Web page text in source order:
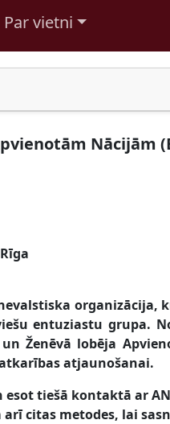
Par vietni
Nācijām
entuziastu grupa.
Ženēvā lobēja
atjaunošanai.
esot tiešā kontaktā ar
arī citas metodes, lai